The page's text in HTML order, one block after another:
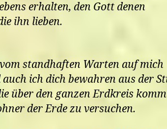
erhalten, den Gott denen
ihn lieben.
standhaften Warten auf mich
ich dich bewahren aus der
über den ganzen Erdkreis
der Erde zu versuchen.